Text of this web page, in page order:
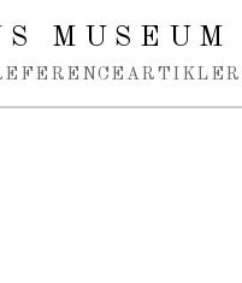
MUSEUM